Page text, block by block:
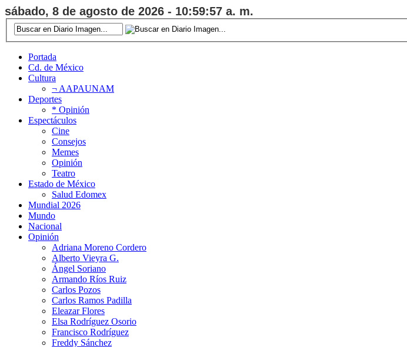
sábado, 8 de agosto de 2026 - 10:59:57 a. m.
Portada
Cd. de México
Cultura
¬ AAPAUNAM
Deportes
* Opinión
Espectáculos
Cine
Consejos
Memes
Opinión
Teatro
Estado de México
Salud Edomex
Mundial 2026
Mundo
Nacional
Opinión
Adriana Moreno Cordero
Alberto Vieyra G.
Ángel Soriano
Armando Ríos Ruiz
Carlos Pozos
Carlos Ramos Padilla
Eleazar Flores
Elsa Rodríguez Osorio
Francisco Rodríguez
Freddy Sánchez